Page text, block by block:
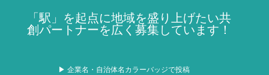
「駅」を起点に地域を盛り上げたい共
創パートナーを広く募集しています！
▶ 企業名・自治体名カラーバッジで投稿